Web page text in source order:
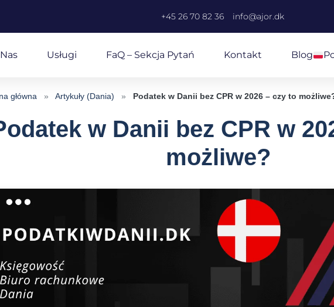
+45 26 70 82 36 info@ajor.dk
Usługi FaQ – Sekcja Pytań Kontakt Blog
główna » Artykuły (Dania) » Podatek w Danii bez CPR w 2026 – czy to
w Danii bez CPR w
możliwe?